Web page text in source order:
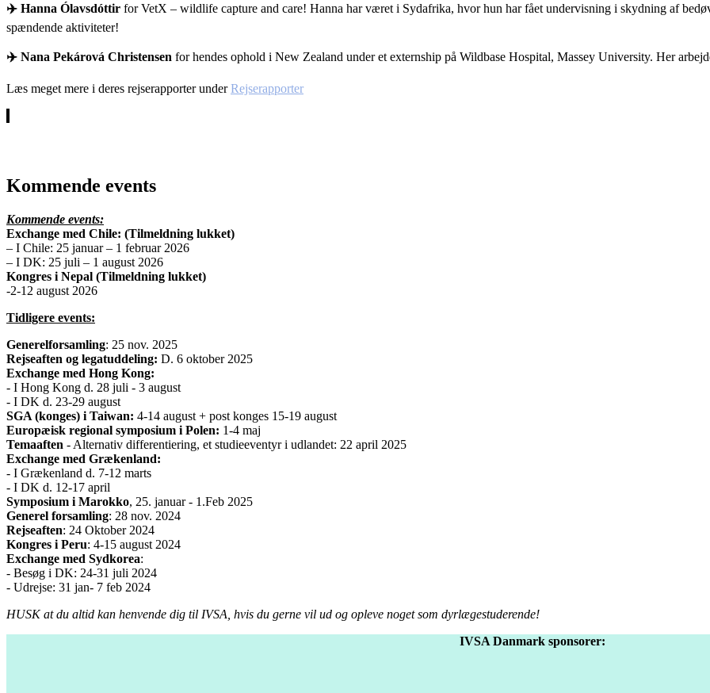
✈️ Hanna Ólavsdóttir for VetX – wildlife capture and care! Hanna har været i Sydafrika, hvor hun har fået undervisning i skydning af
spændende aktiviteter!
✈️ Nana Pekárová Christensen for hendes ophold i New Zealand under et externship på Wildbase Hospital, Massey University. Her
Læs meget mere i deres rejserapporter underRejserapporter
Kommende events
Kommende events:
Exchange med Chile: (Tilmeldning lukket)
– I Chile: 25 januar – 1 februar 2026
– I DK: 25 juli – 1 august 2026
Kongres i Nepal (Tilmeldning lukket)
-2-12 august 2026
Tidligere events:
Generelforsamling: 25 nov. 2025
Rejseaften og legatuddeling: D. 6 oktober 2025
Exchange med Hong Kong:
- I Hong Kong d. 28 juli - 3 august
- I DK d. 23-29 august
SGA (konges) i Taiwan: 4-14 august + post konges 15-19 august
Europæisk regional symposium i Polen: 1-4 maj
Temaaften - Alternativ differentiering, et studieeventyr i udlandet: 22 april 2025
Exchange med Grækenland:
- I Grækenland d. 7-12 marts
- I DK d. 12-17 april
Symposium i Marokko, 25. januar - 1.Feb 2025
Generel forsamling: 28 nov. 2024
Rejseaften: 24 Oktober 2024
Kongres i Peru: 4-15 august 2024
Exchange med Sydkorea:
- Besøg i DK: 24-31 juli 2024
- Udrejse: 31 jan- 7 feb 2024
HUSK at du altid kan henvende dig til IVSA, hvis du gerne vil ud og opleve noget som dyrlægestuderende!
IVSA Danmark sponsorer: